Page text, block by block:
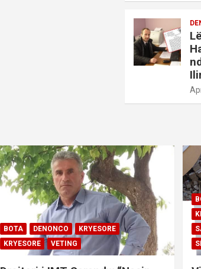
BOTA DENONCO
KRYESORE
KRYESORE
VETING